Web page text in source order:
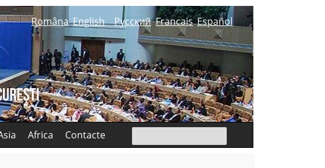
Româna English Русский Francais Español
Africa Contacte